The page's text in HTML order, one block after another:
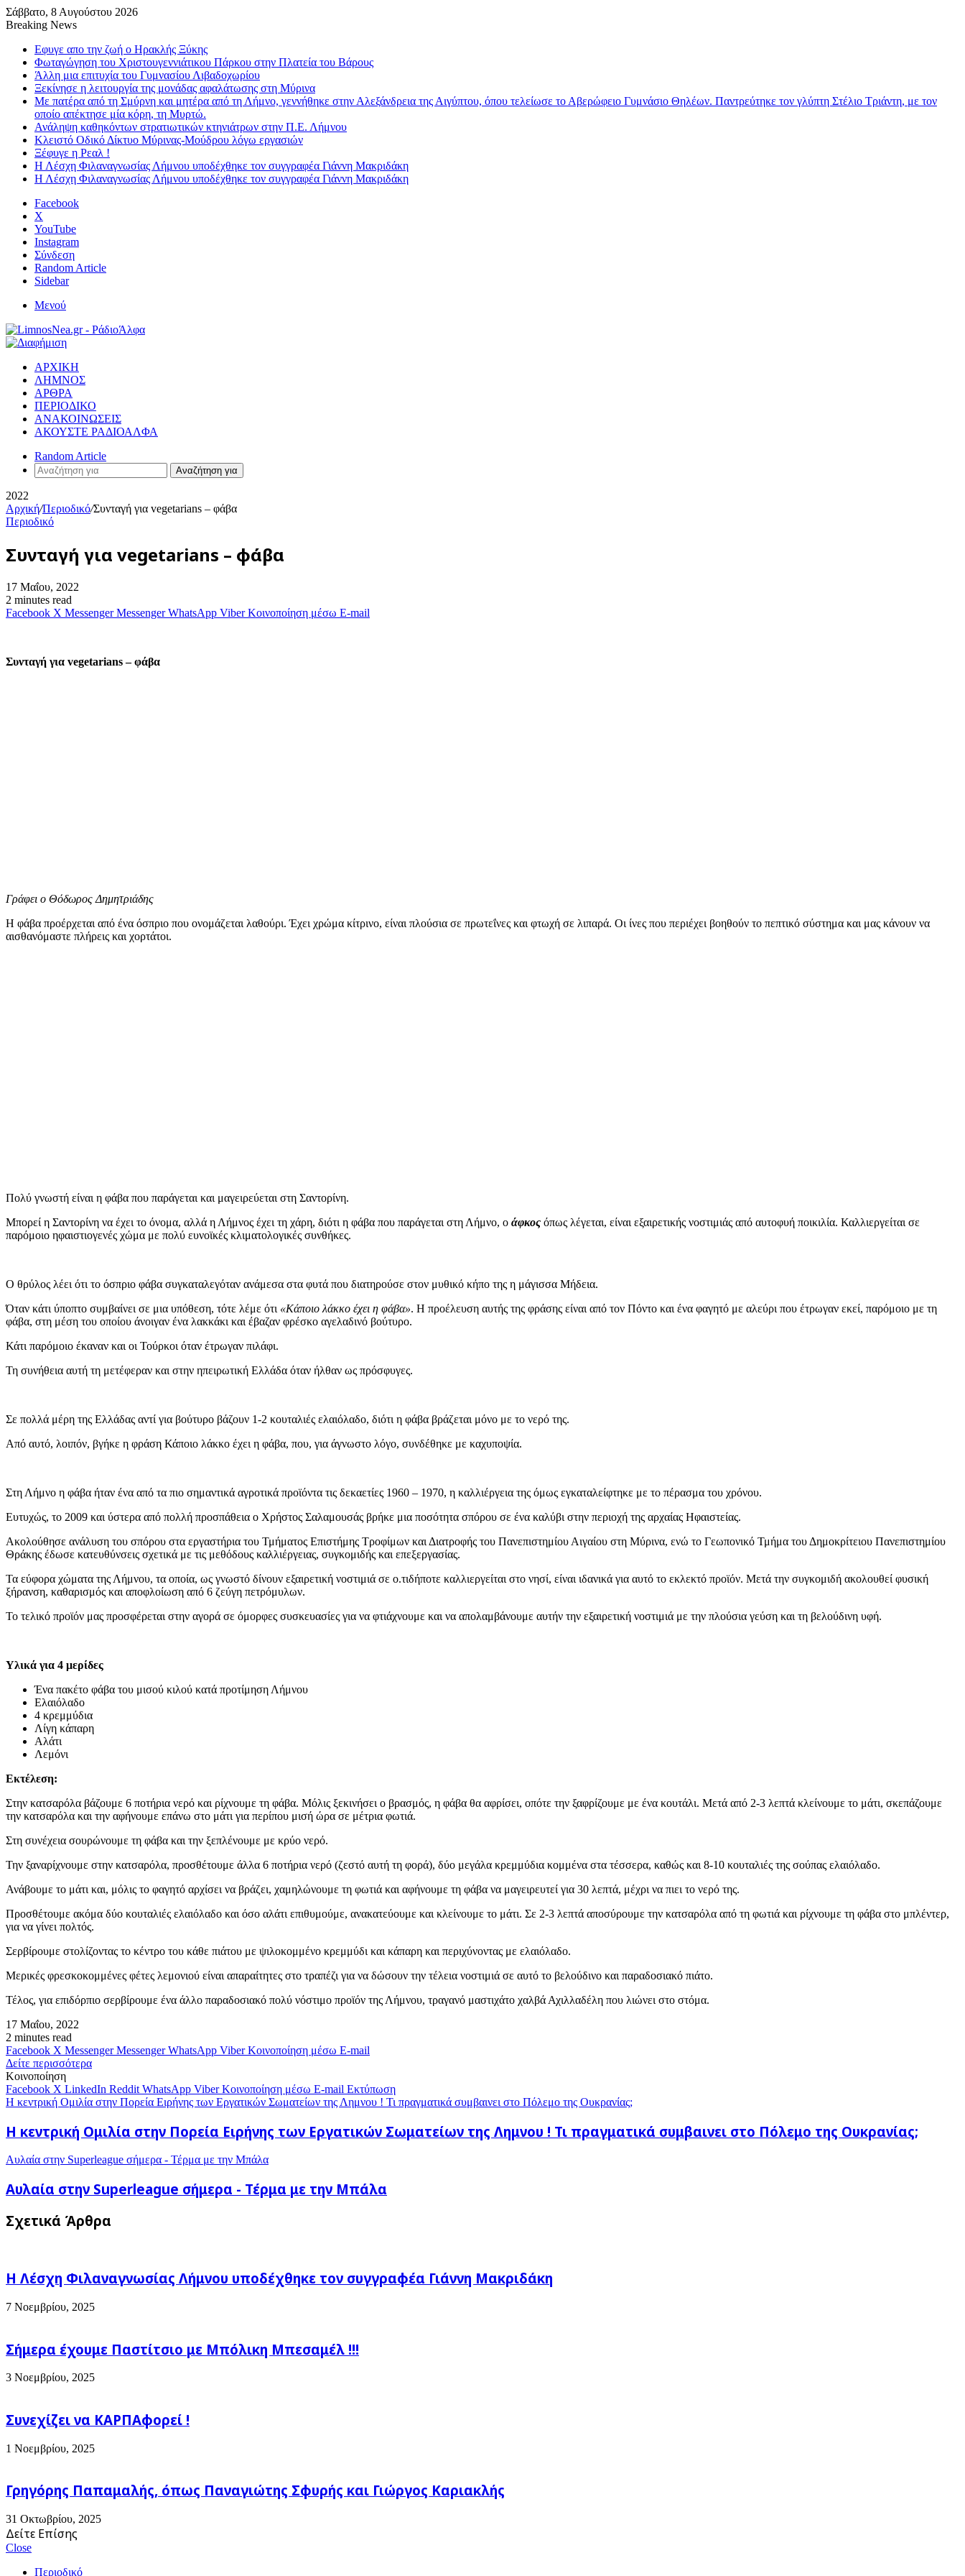
Σάββατο, 8 Αυγούστου 2026
Breaking News
Εφυγε απο την ζωή o Ηρακλής Ξύκης
Φωταγώγηση του Χριστουγεννιάτικου Πάρκου στην Πλατεία του Βάρους
Άλλη μια επιτυχία του Γυμνασίου Λιβαδοχωρίου
Ξεκίνησε η λειτουργία της μονάδας αφαλάτωσης στη Μύρινα
Με πατέρα από τη Σμύρνη και μητέρα από τη Λήμνο, γεννήθηκε στην Αλεξάνδρεια της Αιγύπτου, όπου τελείωσε το Αβερώφειο Γυμνάσιο Θηλέων. Παντρεύτηκε τον γλύπτη Στέλιο Τριάντη, με τον
οποίο απέκτησε μία κόρη, τη Μυρτώ.
Ανάληψη καθηκόντων στρατιωτικών κτηνιάτρων στην Π.Ε. Λήμνου
Κλειστό Οδικό Δίκτυο Μύρινας-Μούδρου λόγω εργασιών
Ξέφυγε η Ρεαλ !
Η Λέσχη Φιλαναγνωσίας Λήμνου υποδέχθηκε τον συγγραφέα Γιάννη Μακριδάκη
Η Λέσχη Φιλαναγνωσίας Λήμνου υποδέχθηκε τον συγγραφέα Γιάννη Μακριδάκη
Facebook
X
YouTube
Instagram
Σύνδεση
Random Article
Sidebar
Μενού
ΑΡΧΙΚΗ
ΛΗΜΝΟΣ
ΑΡΘΡΑ
ΠΕΡΙΟΔΙΚΟ
ΑΝΑΚΟΙΝΩΣΕΙΣ
ΑΚΟΥΣΤΕ ΡΑΔΙΟΑΛΦΑ
Random Article
Αναζήτηση για
2022
Αρχική/Περιοδικό/Συνταγή για vegetarians – φάβα
Περιοδικό
Συνταγή για vegetarians – φάβα
17 Μαΐου, 2022
2 minutes read
Facebook X Messenger Messenger WhatsApp Viber Κοινοποίηση μέσω E-mail
Συνταγή για vegetarians – φάβα
Γράφει ο Θόδωρος Δημητριάδης
Η φάβα προέρχεται από ένα όσπριο που ονομάζεται λαθούρι. Έχει χρώμα κίτρινο, είναι πλούσια σε πρωτεΐνες και φτωχή σε λιπαρά. Οι ίνες που περιέχει βοηθούν το πεπτικό σύστημα και μας κάνουν να
αισθανόμαστε πλήρεις και χορτάτοι.
Πολύ γνωστή είναι η φάβα που παράγεται και μαγειρεύεται στη Σαντορίνη.
Μπορεί η Σαντορίνη να έχει το όνομα, αλλά η Λήμνος έχει τη χάρη, διότι η φάβα που παράγεται στη Λήμνο, ο άφκος όπως λέγεται, είναι εξαιρετικής νοστιμιάς από αυτοφυή ποικιλία. Καλλιεργείται σε
παρόμοιο ηφαιστιογενές χώμα με πολύ ευνοϊκές κλιματολογικές συνθήκες.
Ο θρύλος λέει ότι το όσπριο φάβα συγκαταλεγόταν ανάμεσα στα φυτά που διατηρούσε στον μυθικό κήπο της η μάγισσα Μήδεια.
Όταν κάτι ύποπτο συμβαίνει σε μια υπόθεση, τότε λέμε ότι «Κάποιο λάκκο έχει η φάβα». Η προέλευση αυτής της φράσης είναι από τον Πόντο και ένα φαγητό με αλεύρι που έτρωγαν εκεί, παρόμοιο με τη
φάβα, στη μέση του οποίου άνοιγαν ένα λακκάκι και έβαζαν φρέσκο αγελαδινό βούτυρο.
Κάτι παρόμοιο έκαναν και οι Τούρκοι όταν έτρωγαν πιλάφι.
Τη συνήθεια αυτή τη μετέφεραν και στην ηπειρωτική Ελλάδα όταν ήλθαν ως πρόσφυγες.
Σε πολλά μέρη της Ελλάδας αντί για βούτυρο βάζουν 1-2 κουταλιές ελαιόλαδο, διότι η φάβα βράζεται μόνο με το νερό της.
Από αυτό, λοιπόν, βγήκε η φράση Κάποιο λάκκο έχει η φάβα, που, για άγνωστο λόγο, συνδέθηκε με καχυποψία.
Στη Λήμνο η φάβα ήταν ένα από τα πιο σημαντικά αγροτικά προϊόντα τις δεκαετίες 1960 – 1970, η καλλιέργεια της όμως εγκαταλείφτηκε με το πέρασμα του χρόνου.
Ευτυχώς, το 2009 και ύστερα από πολλή προσπάθεια ο Χρήστος Σαλαμουσάς βρήκε μια ποσότητα σπόρου σε ένα καλύβι στην περιοχή της αρχαίας Ηφαιστείας.
Ακολούθησε ανάλυση του σπόρου στα εργαστήρια του Τμήματος Επιστήμης Τροφίμων και Διατροφής του Πανεπιστημίου Αιγαίου στη Μύρινα, ενώ το Γεωπονικό Τμήμα του Δημοκρίτειου Πανεπιστημίου
Θράκης έδωσε κατευθύνσεις σχετικά με τις μεθόδους καλλιέργειας, συγκομιδής και επεξεργασίας.
Τα εύφορα χώματα της Λήμνου, τα οποία, ως γνωστό δίνουν εξαιρετική νοστιμιά σε ο.τιδήποτε καλλιεργείται στο νησί, είναι ιδανικά για αυτό το εκλεκτό προϊόν. Μετά την συγκομιδή ακολουθεί φυσική
ξήρανση, καθαρισμός και αποφλοίωση από 6 ζεύγη πετρόμυλων.
Το τελικό προϊόν μας προσφέρεται στην αγορά σε όμορφες συσκευασίες για να φτιάχνουμε και να απολαμβάνουμε αυτήν την εξαιρετική νοστιμιά με την πλούσια γεύση και τη βελούδινη υφή.
Υλικά για 4 μερίδες
Ένα πακέτο φάβα του μισού κιλού κατά προτίμηση Λήμνου
Ελαιόλαδο
4 κρεμμύδια
Λίγη κάπαρη
Αλάτι
Λεμόνι
Εκτέλεση:
Στην κατσαρόλα βάζουμε 6 ποτήρια νερό και ρίχνουμε τη φάβα. Μόλις ξεκινήσει ο βρασμός, η φάβα θα αφρίσει, οπότε την ξαφρίζουμε με ένα κουτάλι. Μετά από 2-3 λεπτά κλείνουμε το μάτι, σκεπάζουμε
την κατσαρόλα και την αφήνουμε επάνω στο μάτι για περίπου μισή ώρα σε μέτρια φωτιά.
Στη συνέχεια σουρώνουμε τη φάβα και την ξεπλένουμε με κρύο νερό.
Την ξαναρίχνουμε στην κατσαρόλα, προσθέτουμε άλλα 6 ποτήρια νερό (ζεστό αυτή τη φορά), δύο μεγάλα κρεμμύδια κομμένα στα τέσσερα, καθώς και 8-10 κουταλιές της σούπας ελαιόλαδο.
Ανάβουμε το μάτι και, μόλις το φαγητό αρχίσει να βράζει, χαμηλώνουμε τη φωτιά και αφήνουμε τη φάβα να μαγειρευτεί για 30 λεπτά, μέχρι να πιει το νερό της.
Προσθέτουμε ακόμα δύο κουταλιές ελαιόλαδο και όσο αλάτι επιθυμούμε, ανακατεύουμε και κλείνουμε το μάτι. Σε 2-3 λεπτά αποσύρουμε την κατσαρόλα από τη φωτιά και ρίχνουμε τη φάβα στο μπλέντερ,
για να γίνει πολτός.
Σερβίρουμε στολίζοντας το κέντρο του κάθε πιάτου με ψιλοκομμένο κρεμμύδι και κάπαρη και περιχύνοντας με ελαιόλαδο.
Μερικές φρεσκοκομμένες φέτες λεμονιού είναι απαραίτητες στο τραπέζι για να δώσουν την τέλεια νοστιμιά σε αυτό το βελούδινο και παραδοσιακό πιάτο.
Τέλος, για επιδόρπιο σερβίρουμε ένα άλλο παραδοσιακό πολύ νόστιμο προϊόν της Λήμνου, τραγανό μαστιχάτο χαλβά Αχιλλαδέλη που λιώνει στο στόμα.
17 Μαΐου, 2022
2 minutes read
Facebook X Messenger Messenger WhatsApp Viber Κοινοποίηση μέσω E-mail
Δείτε περισσότερα
Κοινοποίηση
Facebook X LinkedIn Reddit WhatsApp Viber Κοινοποίηση μέσω E-mail Εκτύπωση
Η κεντρική Ομιλία στην Πορεία Ειρήνης των Εργατικών Σωματείων της Λημνου ! Τι πραγματικά συμβαινει στο Πόλεμο της Ουκρανίας;
Η κεντρική Ομιλία στην Πορεία Ειρήνης των Εργατικών Σωματείων της Λημνου ! Τι πραγματικά συμβαινει στο Πόλεμο της Ουκρανίας;
Αυλαία στην Superleague σήμερα - Τέρμα με την Μπάλα
Αυλαία στην Superleague σήμερα - Τέρμα με την Μπάλα
Σχετικά Άρθρα
Η Λέσχη Φιλαναγνωσίας Λήμνου υποδέχθηκε τον συγγραφέα Γιάννη Μακριδάκη
7 Νοεμβρίου, 2025
Σήμερα έχουμε Παστίτσιο με Μπόλικη Μπεσαμέλ !!!
3 Νοεμβρίου, 2025
Συνεχίζει να ΚΑΡΠΑφορεί !
1 Νοεμβρίου, 2025
Γρηγόρης Παπαμαλής, όπως Παναγιώτης Σφυρής και Γιώργος Καριακλής
31 Οκτωβρίου, 2025
Δείτε Επίσης
Close
Περιοδικό